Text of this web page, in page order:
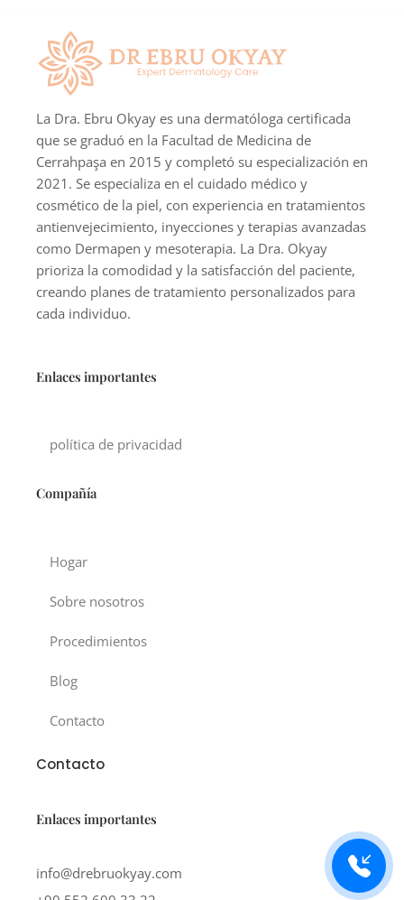
La Dra. Ebru Okyay es una dermatóloga certificada
que se graduó en la Facultad de Medicina de
Cerrahpaşa en 2015 y completó su especialización en
2021. Se especializa en el cuidado médico y
cosmético de la piel, con experiencia en tratamientos
antienvejecimiento, inyecciones y terapias avanzadas
como Dermapen y mesoterapia. La Dra. Okyay
prioriza la comodidad y la satisfacción del paciente,
creando planes de tratamiento personalizados para
cada individuo.
Enlaces importantes
política de privacidad
Compañía
Hogar
Sobre nosotros
Procedimientos
Blog
Contacto
Contacto
Enlaces importantes
info@drebruokyay.com